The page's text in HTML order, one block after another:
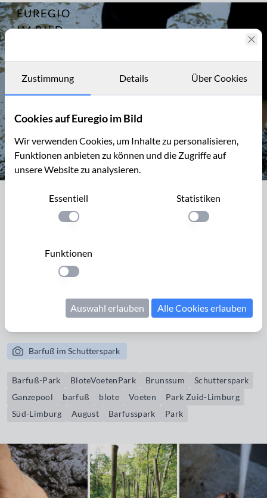
EUREGIO
IM BILD
Archiv
Kontakt
Archiv
9655
Barfuß im Schutterspark in Brunssum
und Erlebnissituationen. Adresse: Schutterspark, Ganzepool
6, Brunssum. Öffnungszeiten und mehr Infos:
Barfuß im Schutterspark
Barfuß-Park BloteVoetenPark Brunssum
Schutterspark
Ganzepool
barfuß blote Voeten
Park Zuid-Limburg
Süd-Limburg
August Barfusspark Park
Zustimmung Details Über Cookies
Cookies auf Euregio im Bild
Wir verwenden Cookies, um Inhalte zu personalisieren,
Funktionen anbieten zu können und die Zugriffe auf
unsere Website zu analysieren.
Essentiell
Einstellung anwenden
Statistiken
Einstellung
Funktionen
Einstellung anwenden
Auswahl erlauben Alle Cookies erlauben